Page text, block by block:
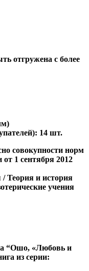
отгружена c более
14 шт.
совокупности норм
1 сентября 2012
Теория и история
учения
“Ошо, «Любовь и
из серии: